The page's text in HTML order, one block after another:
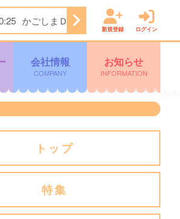
かごしまＤＯ！ 11:15 テレビシ
新規登録 ログイン
会社情報
COMPANY
お知らせ
INFORMATION
トップ
特集